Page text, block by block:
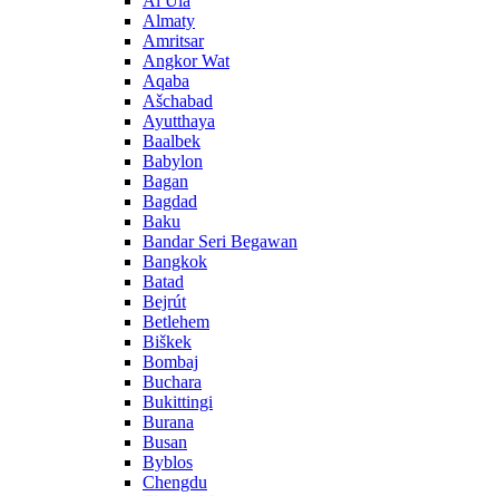
Almaty
Amritsar
Angkor Wat
Aqaba
Ašchabad
Ayutthaya
Baalbek
Babylon
Bagan
Bagdad
Baku
Bandar Seri Begawan
Bangkok
Batad
Bejrút
Betlehem
Biškek
Bombaj
Buchara
Bukittingi
Burana
Busan
Byblos
Chengdu